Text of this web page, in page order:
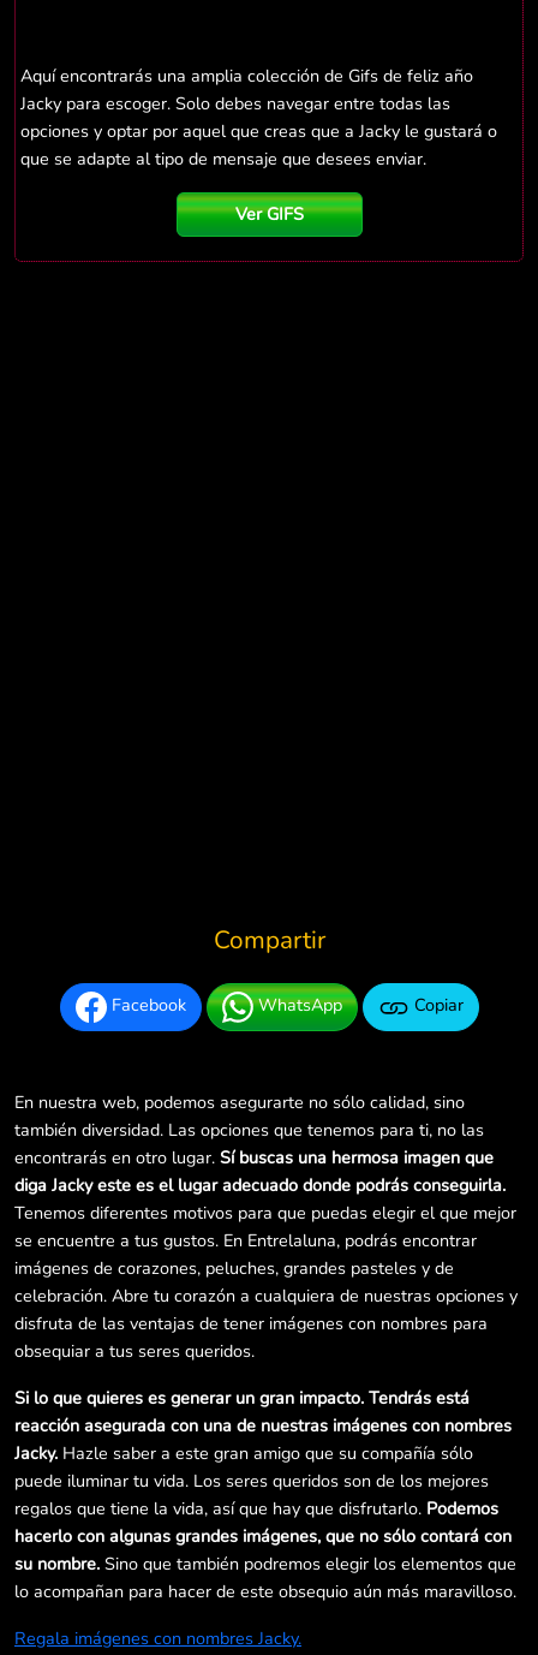
Aquí encontrarás una amplia colección de Gifs de feliz año
Jacky para escoger. Solo debes navegar entre todas las
opciones y optar por aquel que creas que a Jacky le gustará o
que se adapte al tipo de mensaje que desees enviar.
Ver GIFS
Compartir
Facebook WhatsApp Copiar
En nuestra web, podemos asegurarte no sólo calidad, sino
también diversidad. Las opciones que tenemos para ti, no las
encontrarás en otro lugar. Sí buscas una hermosa imagen que
diga Jacky este es el lugar adecuado donde podrás conseguirla.
Tenemos diferentes motivos para que puedas elegir el que mejor
se encuentre a tus gustos. En Entrelaluna, podrás encontrar
imágenes de corazones, peluches, grandes pasteles y de
celebración. Abre tu corazón a cualquiera de nuestras opciones y
disfruta de las ventajas de tener imágenes con nombres para
obsequiar a tus seres queridos.
Si lo que quieres es generar un gran impacto. Tendrás está
reacción asegurada con una de nuestras imágenes con nombres
Jacky. Hazle saber a este gran amigo que su compañía sólo
puede iluminar tu vida. Los seres queridos son de los mejores
regalos que tiene la vida, así que hay que disfrutarlo. Podemos
hacerlo con algunas grandes imágenes, que no sólo contará con
su nombre. Sino que también podremos elegir los elementos que
lo acompañan para hacer de este obsequio aún más maravilloso.
Regala imágenes con nombres Jacky.